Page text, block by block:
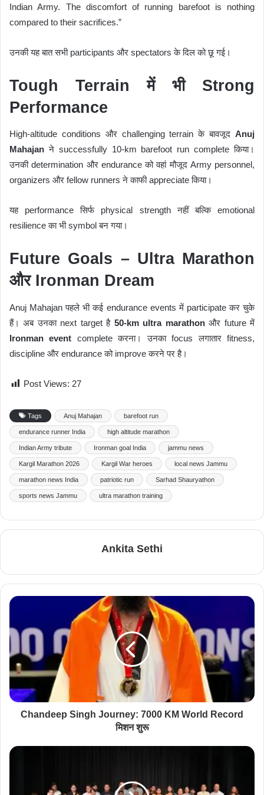
Indian Army. The discomfort of running barefoot is nothing
compared to their sacrifices.”
उनकी यह बात सभी participants और spectators के दिल को छू गई।
Tough Terrain में भी Strong
Performance
High-altitude conditions और challenging terrain के बावजूद Anuj
Mahajan ने successfully 10-km barefoot run complete किया।
उनकी determination और endurance को वहां मौजूद Army personnel,
organizers और fellow runners ने काफी appreciate किया।
यह performance सिर्फ physical strength नहीं बल्कि emotional
resilience का भी symbol बन गया।
Future Goals – Ultra Marathon
और Ironman Dream
Anuj Mahajan पहले भी कई endurance events में participate कर चुके
हैं। अब उनका next target है 50-km ultra marathonऔर future में
Ironman event complete करना। उनका focus लगातार fitness,
discipline और endurance को improve करने पर है।
Post Views: 27
Tags Anuj Mahajan barefoot run
endurance runner India high altitude marathon
Indian Army tribute Ironman goal India jammu news
Kargil Marathon 2026 Kargil War heroes local news Jammu
marathon news India patriotic run Sarhad Shauryathon
sports news Jammu ultra marathon training
Ankita Sethi
Chandeep Singh Journey: 7000 KM World Record
मिशन शुरू